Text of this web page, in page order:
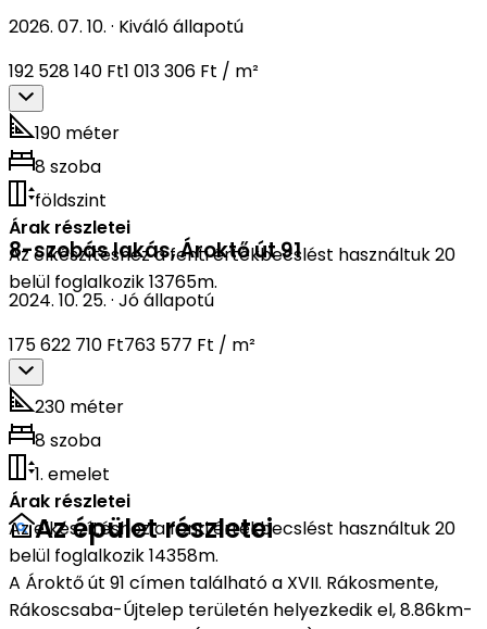
2026. 07. 10. · Kiváló állapotú
192 528 140 Ft1 013 306 Ft / m²
190 méter
8 szoba
földszint
Árak részletei
Az elkészítéshez a fenti értékbecslést használtuk 20
belül foglalkozik 13765m.
8-szobás lakás,Ároktő út 91
2024. 10. 25. · Jó állapotú
175 622 710 Ft763 577 Ft / m²
230 méter
8 szoba
1. emelet
Árak részletei
Az elkészítéshez a fenti értékbecslést használtuk 20
belül foglalkozik 14358m.
Az épület részletei
A Ároktő út 91 címen található a XVII. Rákosmente,
Rákoscsaba-Újtelep területén helyezkedik el, 8.86km-